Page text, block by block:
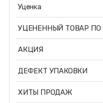
Уценка
УЦЕНЕННЫЙ ТОВАР
АКЦИЯ
ДЕФЕКТ УПАКОВКИ
ХИТЫ ПРОДАЖ